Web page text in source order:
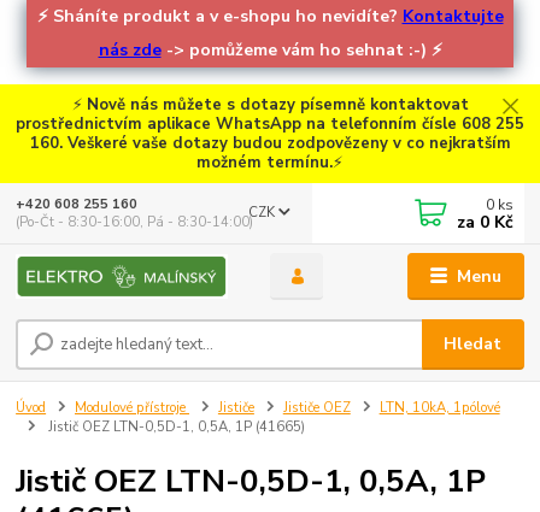
⚡ Sháníte produkt a v e-shopu ho nevidíte? Kontaktujte
nás zde-> pomůžeme vám ho sehnat :-) ⚡
⚡ Nově nás můžete s dotazy písemně kontaktovat
prostřednictvím aplikace WhatsApp na telefonním čísle 608 255
160. Veškeré vaše dotazy budou zodpovězeny v co nejkratším
možném termínu.⚡
Menu
CZK
Hledat
+420 608 255 160
(Po-Čt - 8:30-16:00, Pá - 8:30-14:00)
0 ks
za 0 Kč
Úvod Modulové přístroje Jističe Jističe OEZ
LTN, 10kA, 1pólové
Jistič OEZ LTN-0,5D-1, 0,5A, 1P (41665)
Jistič OEZ LTN-0,5D-1, 0,5A, 1P